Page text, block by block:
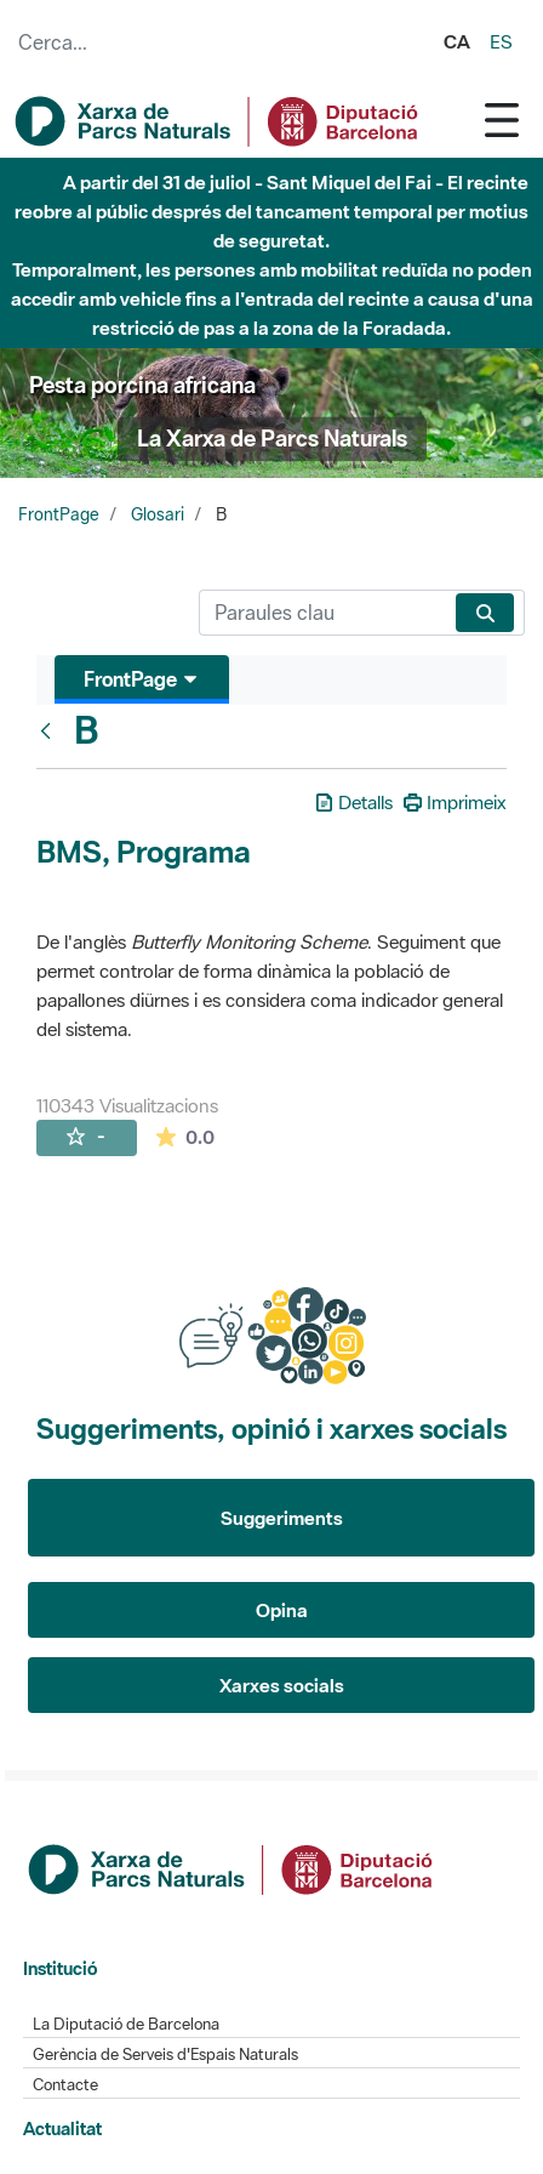
CA ES
A partir del 31 de juliol - Sant Miquel del Fai - El recinte
reobre al públic després del tancament temporal per motius
de seguretat.
Temporalment, les persones amb mobilitat reduïda no poden
accedir amb vehicle fins a l'entrada del recinte a causa d'una
restricció de pas a la zona de la Foradada.
Pesta porcina africana
La Xarxa de Parcs Naturals
FrontPage Glosari B
FrontPage
B
Detalls Imprimeix
BMS, Programa
De l'anglès Butterfly Monitoring Scheme. Seguiment que
permet controlar de forma dinàmica la població de
papallones diürnes i es considera coma indicador general
del sistema.
110343 Visualitzacions
- 0.0La mitjana de les valoracions és de 0
Suggeriments, opinió i xarxes socials
Suggeriments
Opina
Xarxes socials
Institució
La Diputació de Barcelona
Gerència de Serveis d'Espais Naturals
Contacte
Actualitat